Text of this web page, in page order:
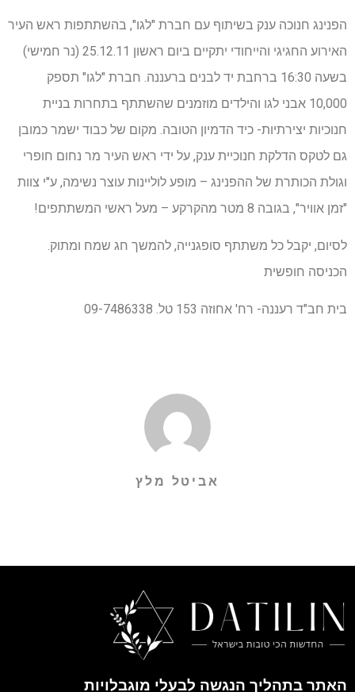
הפנינג חנוכה ענק בשיתוף עם חברת "לגו", בהשתתפות ראש העיר
האירוע החגיגי והייחודי יתקיים ביום ראשון 25.12.11 (נר חמישי)
בשעה 16:30 ברחבת יד לבנים ברעננה. חברת "לגו" תספק
10,000 אבני לגו והילדים מוזמנים שהשתתף בתחרות בניית
חנוכיות יצירתיות- כיד הדמיון הטובה. מקום של כבוד ישמר כמובן
גם לטקס הדלקת חנוכיית ענק, על ידי ראש העיר מר נחום חופרי
וגולת הכותרת של ההפנינג – מופע לוליינות עוצר נשימה, ע"י צוות
"זמן אוויר", בגובה 8 מטר מהקרקע – מעל ראשי המשתתפים!
לסיום, יקבל כל משתתף סופגנייה, להמשך חג שמח ומתוק.
הכניסה חופשית
בית חב"ד רעננה- רח' אחוזה 153 טל. 09-7486338
אביטל מלץ
האתר בתהליך הנגשה לבעלי מוגבלויות